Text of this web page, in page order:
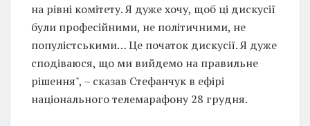
на рівні комітету. Я дуже хочу, щоб ці дискусії
були професійними, не політичними, не
популістськими… Це початок дискусії. Я дуже
сподіваюся, що ми вийдемо на правильне
рішення", – сказав Стефанчук в ефірі
національного телемарафону 28 грудня.